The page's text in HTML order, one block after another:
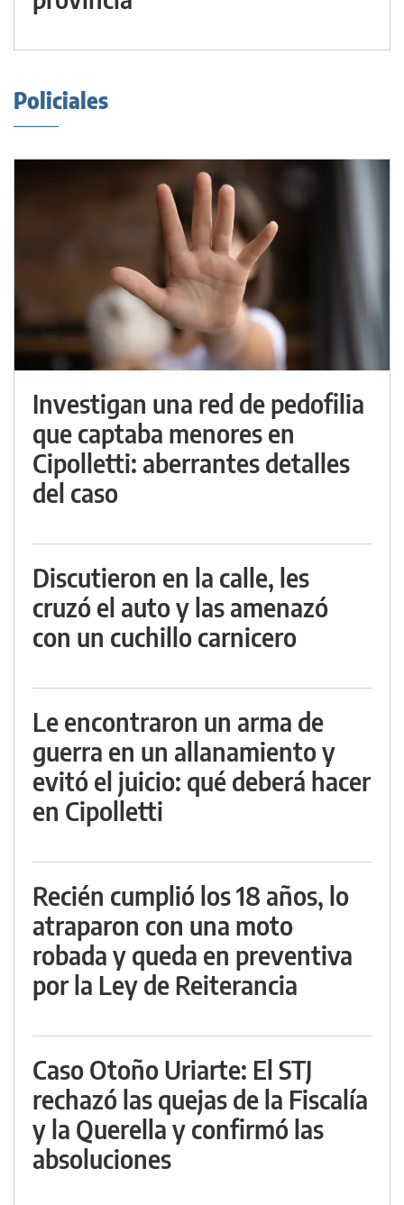
Policiales
Investigan una red de pedofilia
que captaba menores en
Cipolletti: aberrantes detalles
del caso
Discutieron en la calle, les
cruzó el auto y las amenazó
con un cuchillo carnicero
Le encontraron un arma de
guerra en un allanamiento y
evitó el juicio: qué deberá hacer
en Cipolletti
Recién cumplió los 18 años, lo
atraparon con una moto
robada y queda en preventiva
por la Ley de Reiterancia
Caso Otoño Uriarte: El STJ
rechazó las quejas de la Fiscalía
y la Querella y confirmó las
absoluciones